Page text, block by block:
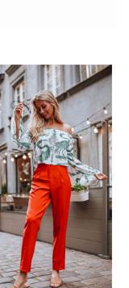
hot! Jesteś
lata?
lat, wielu
powracają z